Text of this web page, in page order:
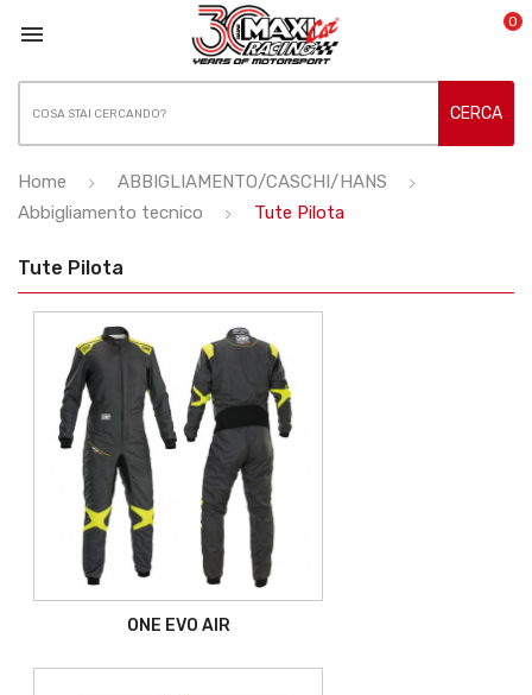
 0
CERCA
Home
ABBIGLIAMENTO/CASCHI/HANS
Abbigliamento tecnico
Tute Pilota
Tute Pilota
ONE EVO AIR